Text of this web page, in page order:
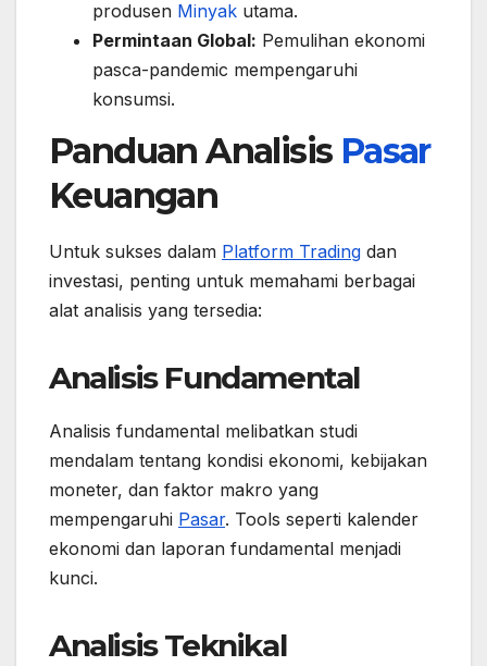
produsen Minyak utama.
Permintaan Global: Pemulihan ekonomi
pasca-pandemic mempengaruhi
konsumsi.
Panduan Analisis Pasar
Keuangan
Untuk sukses dalam Platform Trading dan
investasi, penting untuk memahami berbagai
alat analisis yang tersedia:
Analisis Fundamental
Analisis fundamental melibatkan studi
mendalam tentang kondisi ekonomi, kebijakan
moneter, dan faktor makro yang
mempengaruhi Pasar. Tools seperti kalender
ekonomi dan laporan fundamental menjadi
kunci.
Analisis Teknikal